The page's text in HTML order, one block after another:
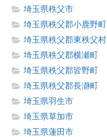
埼玉県秩父市
埼玉県秩父郡小鹿野町
埼玉県秩父郡東秩父村
埼玉県秩父郡横瀬町
埼玉県秩父郡皆野町
埼玉県秩父郡長瀞町
埼玉県羽生市
埼玉県草加市
埼玉県蓮田市